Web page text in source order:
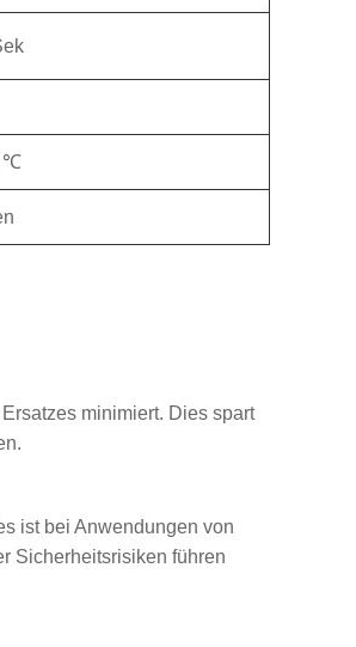
℃
minimiert. Dies spart
ist bei Anwendungen von
Sicherheitsrisiken führen